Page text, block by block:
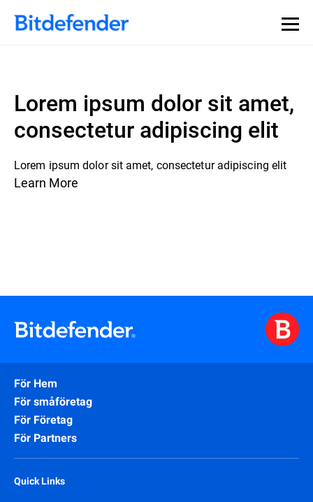
Lorem ipsum dolor sit amet,
consectetur adipiscing elit
Lorem ipsum dolor sit amet, consectetur adipiscing elit
Learn More
För Hem
För småföretag
För Företag
För Partners
Quick Links